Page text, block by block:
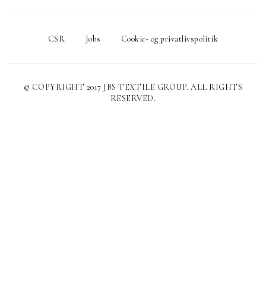
CSR Jobs Cookie- og privatlivspolitik
© COPYRIGHT 2017 JBS TEXTILE GROUP. ALL RIGHTS
RESERVED.